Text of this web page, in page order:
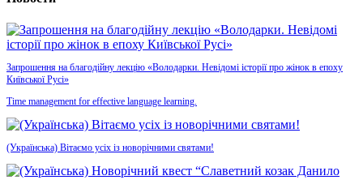
Запрошення на благодійну лекцію «Володарки. Невідомі історії про жінок в епоху
Київської Русі»
Time management for effective language learning.
(Українська) Вітаємо усіх із новорічними святами!